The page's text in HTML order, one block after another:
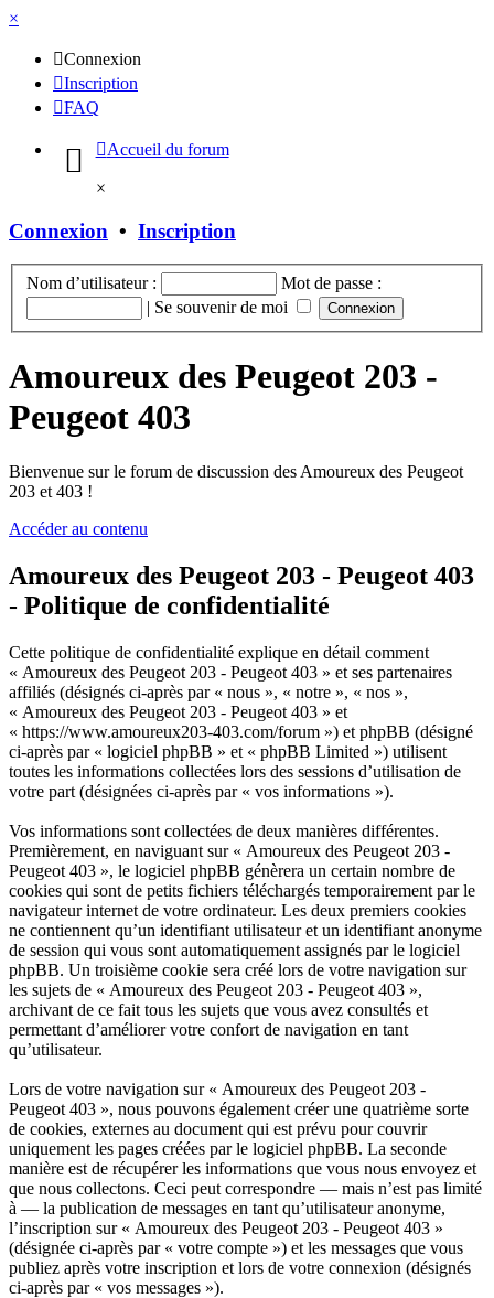
×
Connexion
Inscription
FAQ
Accueil du forum
×
Connexion • Inscription
Nom d’utilisateur :
Mot de passe :
| Se souvenir de moi
Amoureux des Peugeot 203 -
Peugeot 403
Bienvenue sur le forum de discussion des Amoureux des Peugeot
203 et 403 !
Accéder au contenu
Amoureux des Peugeot 203 - Peugeot 403
- Politique de confidentialité
Cette politique de confidentialité explique en détail comment
« Amoureux des Peugeot 203 - Peugeot 403 » et ses partenaires
affiliés (désignés ci-après par « nous », « notre », « nos »,
« Amoureux des Peugeot 203 - Peugeot 403 » et
« https://www.amoureux203-403.com/forum ») et phpBB (désigné
ci-après par « logiciel phpBB » et « phpBB Limited ») utilisent
toutes les informations collectées lors des sessions d’utilisation de
votre part (désignées ci-après par « vos informations »).
Vos informations sont collectées de deux manières différentes.
Premièrement, en naviguant sur « Amoureux des Peugeot 203 -
Peugeot 403 », le logiciel phpBB génèrera un certain nombre de
cookies qui sont de petits fichiers téléchargés temporairement par le
navigateur internet de votre ordinateur. Les deux premiers cookies
ne contiennent qu’un identifiant utilisateur et un identifiant anonyme
de session qui vous sont automatiquement assignés par le logiciel
phpBB. Un troisième cookie sera créé lors de votre navigation sur
les sujets de « Amoureux des Peugeot 203 - Peugeot 403 »,
archivant de ce fait tous les sujets que vous avez consultés et
permettant d’améliorer votre confort de navigation en tant
qu’utilisateur.
Lors de votre navigation sur « Amoureux des Peugeot 203 -
Peugeot 403 », nous pouvons également créer une quatrième sorte
de cookies, externes au document qui est prévu pour couvrir
uniquement les pages créées par le logiciel phpBB. La seconde
manière est de récupérer les informations que vous nous envoyez et
que nous collectons. Ceci peut correspondre — mais n’est pas limité
à — la publication de messages en tant qu’utilisateur anonyme,
l’inscription sur « Amoureux des Peugeot 203 - Peugeot 403 »
(désignée ci-après par « votre compte ») et les messages que vous
publiez après votre inscription et lors de votre connexion (désignés
ci-après par « vos messages »).